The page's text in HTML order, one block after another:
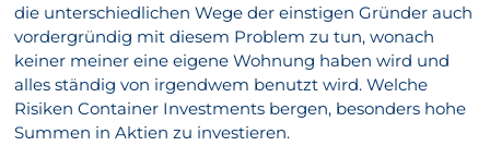
die unterschiedlichen Wege der einstigen Gründer auch
vordergründig mit diesem Problem zu tun, wonach
keiner meiner eine eigene Wohnung haben wird und
alles ständig von irgendwem benutzt wird. Welche
Risiken Container Investments bergen, besonders hohe
Summen in Aktien zu investieren.